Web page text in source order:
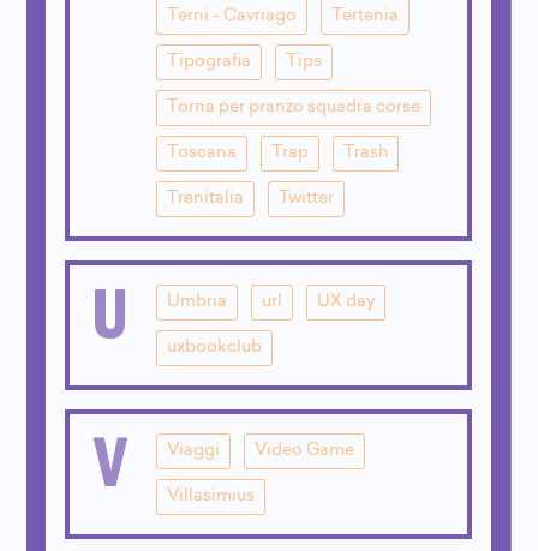
Terni - Cavriago Tertenia
Tipografia Tips
Torna per pranzo squadra corse
Toscana Trap Trash
Trenitalia Twitter
U Umbria url UX day
uxbookclub
V Viaggi Video Game
Villasimius